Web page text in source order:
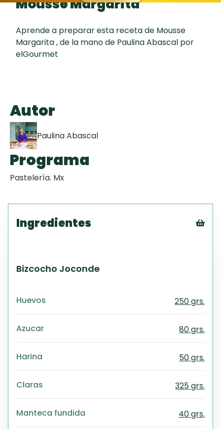
Chispas de
Chocolate
recetas
Mousse Margarita
Aprende a preparar esta receta de Mousse
Margarita , de la mano de Paulina Abascal por
elGourmet
Autor
Paulina Abascal
Programa
Pastelería. Mx
Ingredientes
Bizcocho Joconde
Huevos 250 grs.
Azucar 80 grs.
Harina 50 grs.
Claras 325 grs.
Manteca fundida 40 grs.